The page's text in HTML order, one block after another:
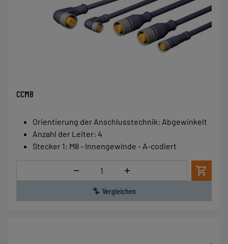
CCM8
Orientierung der Anschlusstechnik: Abgewinkelt
Anzahl der Leiter: 4
Stecker 1 : M8 - Innengewinde - A-codiert
Menge
Vergleichen